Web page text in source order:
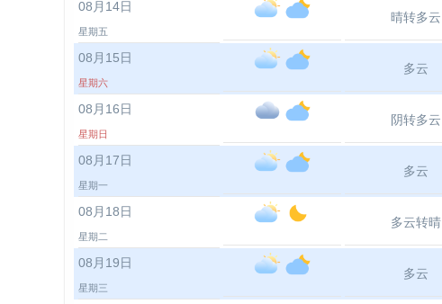
08月14日
星期五
晴转多云
08月15日
星期六
多云
08月16日
星期日
阴转多云
08月17日
星期一
多云
08月18日
星期二
多云转晴
08月19日
星期三
多云